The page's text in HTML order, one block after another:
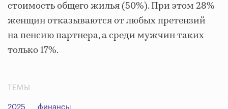
стоимость общего жилья (50%). При этом 28%
женщин отказываются от любых претензий
на пенсию партнера, а среди мужчин таких
только 17%.
ТЕМЫ
2025 финансы